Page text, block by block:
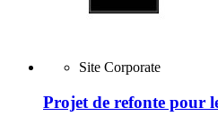
Site Corporate
Projet de refonte pour